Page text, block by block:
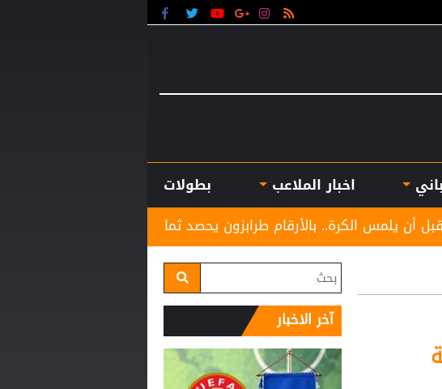
اخبار الملاعب
بطولات
طرابزون يحصد ثمار التعاقد مع محمد صلاح
آخر الاخبار